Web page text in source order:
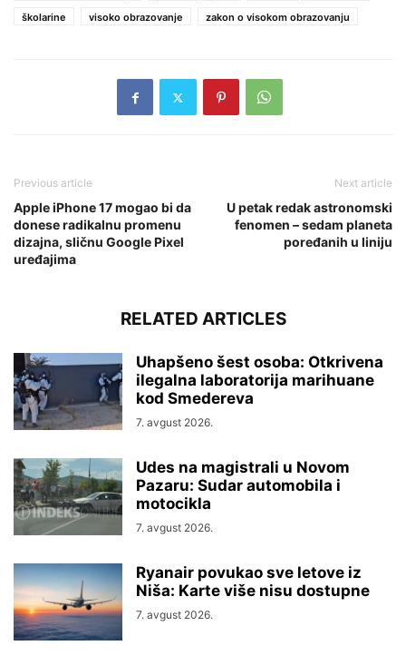
školarine
visoko obrazovanje zakon o visokom obrazovanju
Previous article
Apple iPhone 17 mogao bi da
donese radikalnu promenu
dizajna, sličnu Google Pixel
uređajima
Next article
U petak redak astronomski
fenomen – sedam planeta
poređanih u liniju
RELATED ARTICLES
Uhapšeno šest osoba: Otkrivena
ilegalna laboratorija marihuane
kod Smedereva
7. avgust 2026.
Udes na magistrali u Novom
Pazaru: Sudar automobila i
motocikla
7. avgust 2026.
Ryanair povukao sve letove iz
Niša: Karte više nisu dostupne
7. avgust 2026.